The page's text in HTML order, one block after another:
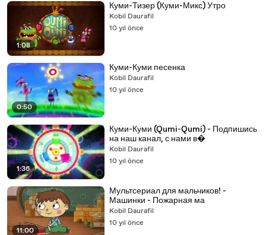
1:08
Куми-Тизер (Куми-Микс) Утро
Kobil Daurafil
10 yıl önce
0:50
Куми-Куми песенка
Kobil Daurafil
10 yıl önce
1:36
Куми-Куми (Qumi-Qumi) - Подпишись
на наш канал, с нами в�
Kobil Daurafil
10 yıl önce
11:00
Мультсериал для мальчиков! -
Машинки - Пожарная ма
Kobil Daurafil
10 yıl önce